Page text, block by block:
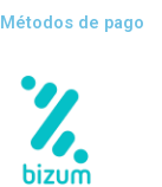
Métodos de pago